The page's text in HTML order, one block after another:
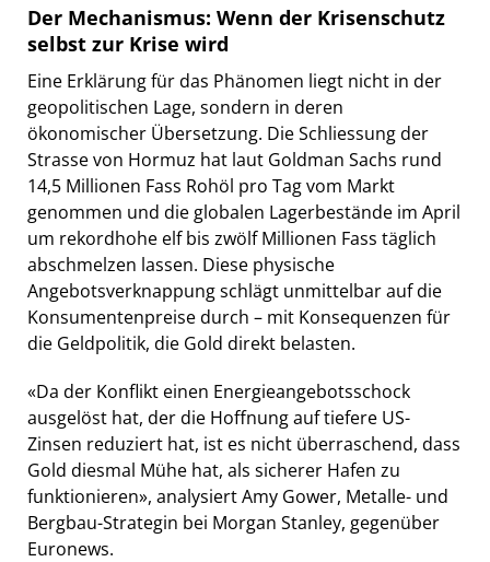
Der Mechanismus: Wenn der Krisenschutz
selbst zur Krise wird
Eine Erklärung für das Phänomen liegt nicht in der
geopolitischen Lage, sondern in deren
ökonomischer Übersetzung. Die Schliessung der
Strasse von Hormuz hat laut Goldman Sachs rund
14,5 Millionen Fass Rohöl pro Tag vom Markt
genommen und die globalen Lagerbestände im April
um rekordhohe elf bis zwölf Millionen Fass täglich
abschmelzen lassen. Diese physische
Angebotsverknappung schlägt unmittelbar auf die
Konsumentenpreise durch – mit Konsequenzen für
die Geldpolitik, die Gold direkt belasten.
«Da der Konflikt einen Energieangebotsschock
ausgelöst hat, der die Hoffnung auf tiefere US-
Zinsen reduziert hat, ist es nicht überraschend, dass
Gold diesmal Mühe hat, als sicherer Hafen zu
funktionieren», analysiert Amy Gower, Metalle- und
Bergbau-Strategin bei Morgan Stanley, gegenüber
Euronews.